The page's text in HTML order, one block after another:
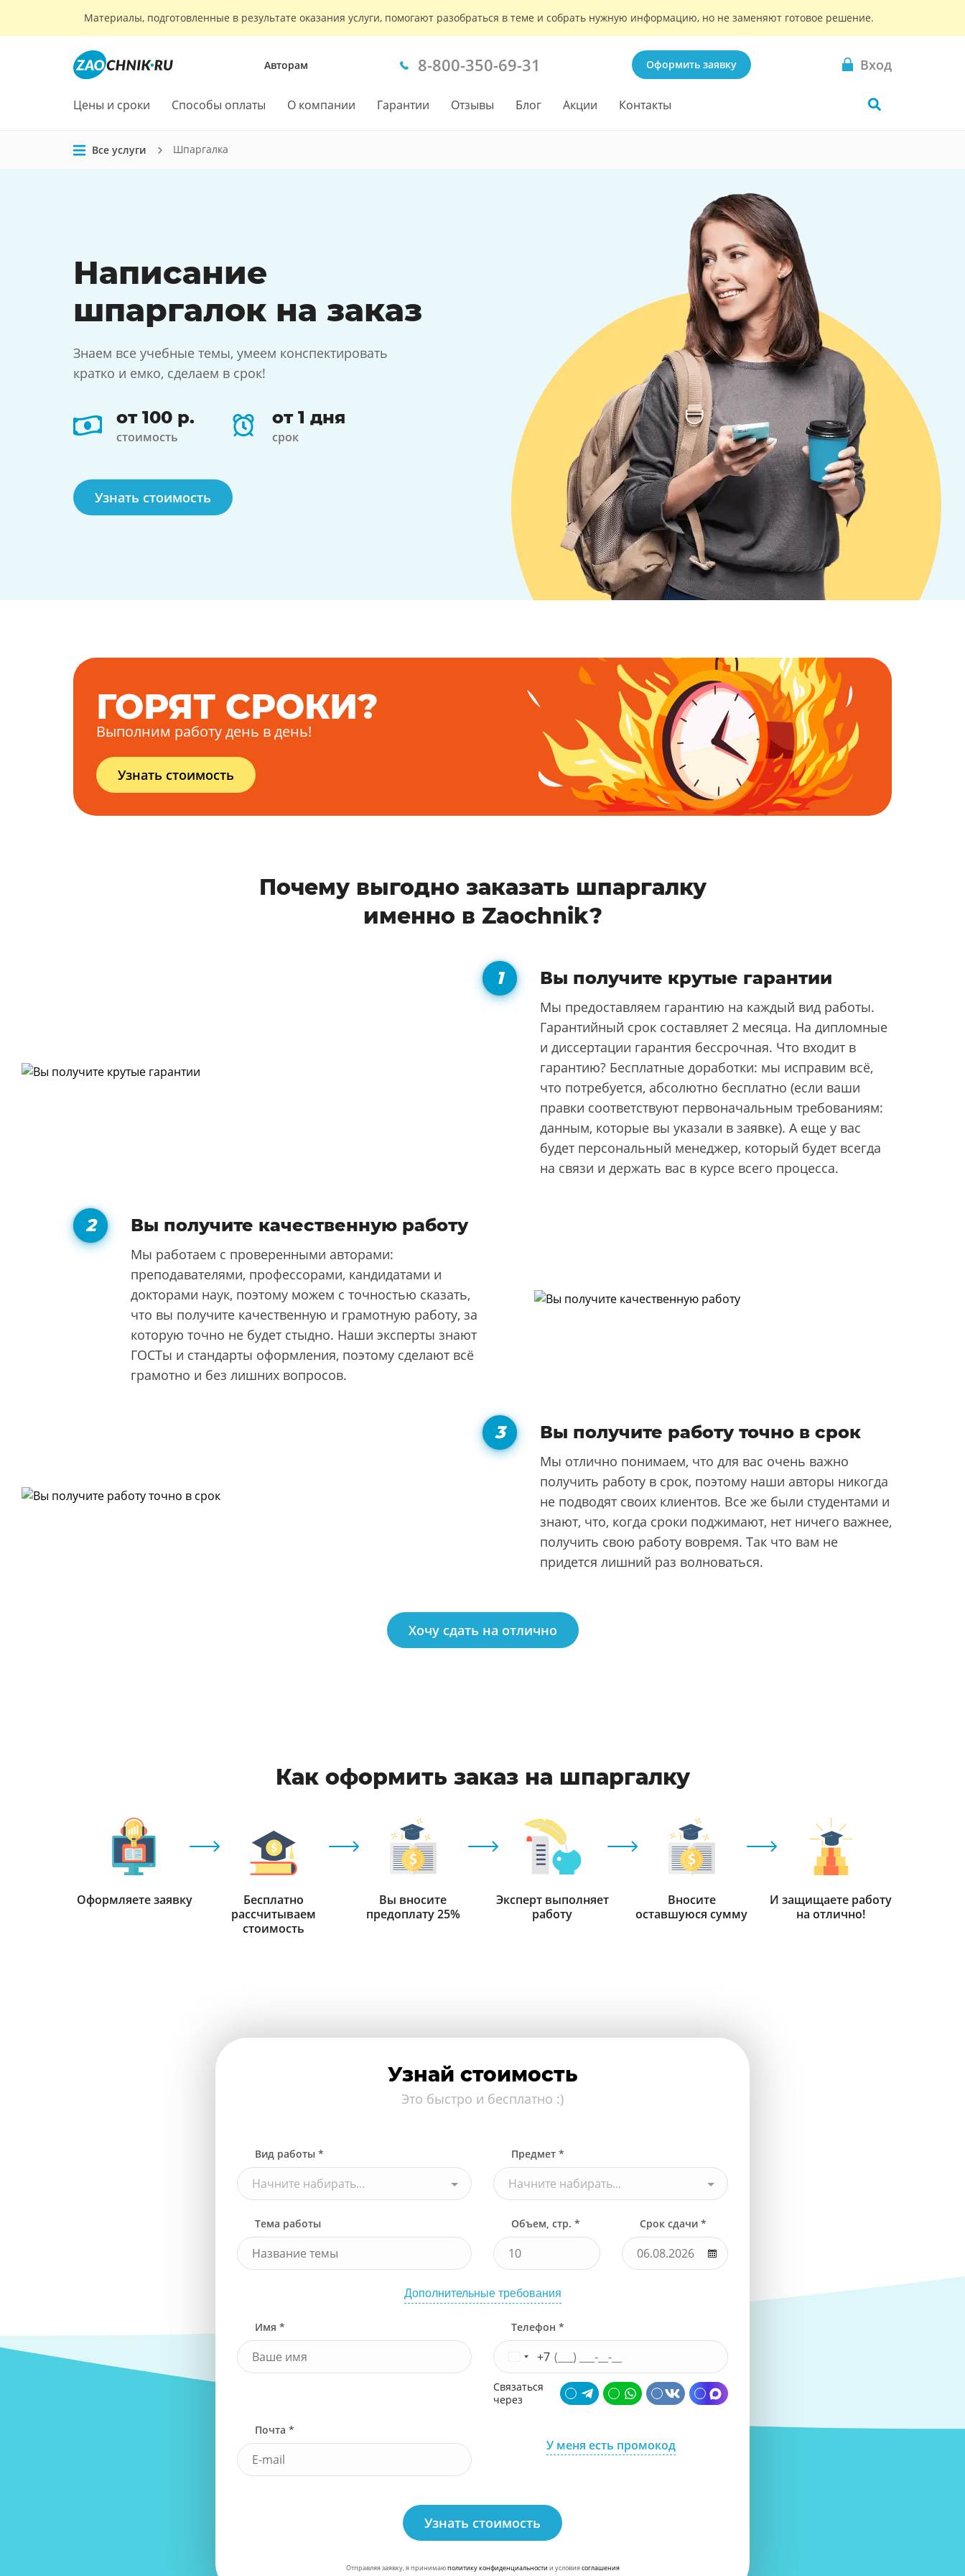
Материалы, подготовленные в результате оказания услуги, помогают разобраться в теме и собрать нужную информацию, но не заменяют готовое решение.
Авторам 8-800-350-69-31 Оформить заявку Вход
Цены и сроки Способы оплаты О компании Гарантии Отзывы Блог Акции Контакты
Все услуги Шпаргалка
Написание
шпаргалокна заказ
Знаем все учебные темы, умеем конспектировать
кратко и емко, сделаем в срок!
от 100 р.
стоимость
от 1 дня
срок
Узнать стоимость
ГОРЯТ СРОКИ?
Выполним работу день в день!
Узнать стоимость
Почему выгодно заказать шпаргалку
именно в Zaochnik?
Вы получите крутые гарантии
Мы предоставляем гарантию на каждый вид работы.
Гарантийный срок составляет 2 месяца. На дипломные
и диссертации гарантия бессрочная. Что входит в
гарантию? Бесплатные доработки: мы исправим всё,
что потребуется, абсолютно бесплатно (если ваши
правки соответствуют первоначальным требованиям:
данным, которые вы указали в заявке). А еще у вас
будет персональный менеджер, который будет всегда
на связи и держать вас в курсе всего процесса.
Вы получите качественную работу
Мы работаем с проверенными авторами:
преподавателями, профессорами, кандидатами и
докторами наук, поэтому можем с точностью сказать,
что вы получите качественную и грамотную работу, за
которую точно не будет стыдно. Наши эксперты знают
ГОСТы и стандарты оформления, поэтому сделают всё
грамотно и без лишних вопросов.
Вы получите работу точно в срок
Мы отлично понимаем, что для вас очень важно
получить работу в срок, поэтому наши авторы никогда
не подводят своих клиентов. Все же были студентами и
знают, что, когда сроки поджимают, нет ничего важнее,
получить свою работу вовремя. Так что вам не
придется лишний раз волноваться.
Хочу сдать на отлично
Как оформить заказ на шпаргалку
Оформляете заявку
Бесплатно
рассчитываем
стоимость
Вы вносите
предоплату 25%
Эксперт выполняет
работу
Вносите
оставшуюся сумму
И защищаете работу
на отлично!
Узнай стоимость
Это быстро и бесплатно :)
Вид работы *
Начните набирать...
Предмет *
Начните набирать...
Тема работы Объем, стр. * Срок сдачи *
Дополнительные требования
Имя * Телефон *
+7
Связаться
через
Почта *
У меня есть промокод
Узнать стоимость
Отправляя заявку, я принимаюполитику конфиденциальности и условиясоглашения